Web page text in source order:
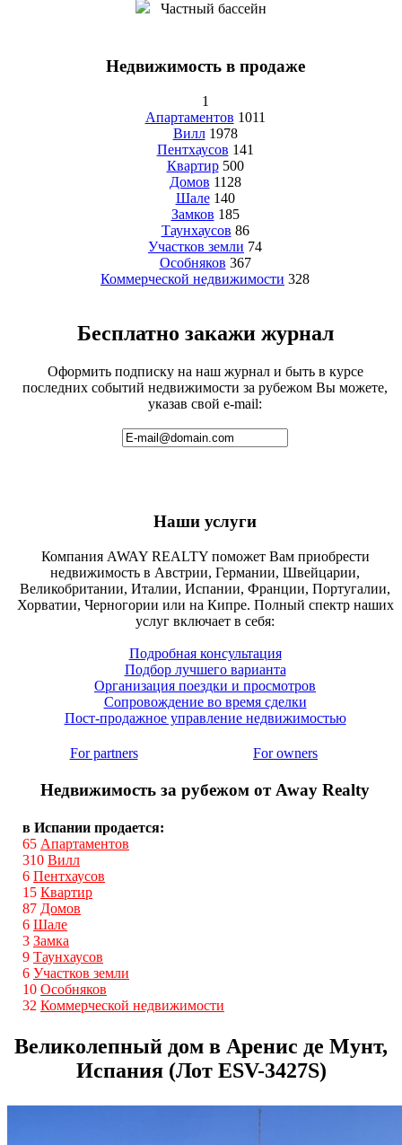
Частный бассейн
Недвижимость в продаже
1
Апартаментов 1011
Вилл 1978
Пентхаусов 141
Квартир 500
Домов 1128
Шале 140
Замков 185
Таунхаусов 86
Участков земли 74
Особняков 367
Коммерческой недвижимости 328
Бесплатно закажи журнал
Оформить подписку на наш журнал и быть в курсе
последних событий недвижимости за рубежом Вы можете,
указав свой e-mail:
Наши услуги
Компания AWAY REALTY поможет Вам приобрести
недвижимость в Австрии, Германии, Швейцарии,
Великобритании, Италии, Испании, Франции, Португалии,
Хорватии, Черногории или на Кипре. Полный спектр наших
услуг включает в себя:
Подробная консультация
Подбор лучшего варианта
Организация поездки и просмотров
Сопровождение во время сделки
Пост-продажное управление недвижимостью
For partners For owners
Недвижимость за рубежом от Away Realty
в Испании продается:
65 Апартаментов
310 Вилл
6 Пентхаусов
15 Квартир
87 Домов
6 Шале
3 Замка
9 Таунхаусов
6 Участков земли
10 Особняков
32 Коммерческой недвижимости
Великолепный дом в Аренис де Мунт,
Испания (Лот ESV-3427S)